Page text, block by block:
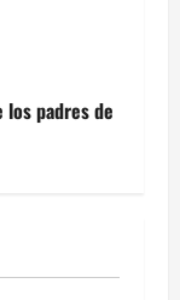
padres de